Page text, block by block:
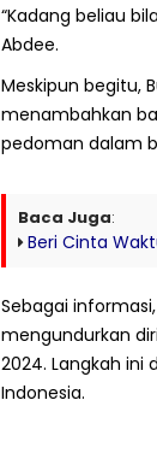
“Kadang beliau
Abdee.
Meskipun begitu,
menambahkan
pedoman dalam
Baca Juga:
Beri Cinta
Sebagai
mengundurkan
2024. Langkah ini
Indonesia.